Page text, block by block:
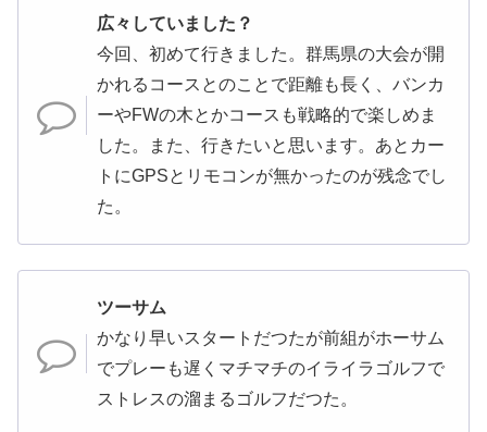
広々していました？
今回、初めて行きました。群馬県の大会が開
かれるコースとのことで距離も長く、バンカ
ーやFWの木とかコースも戦略的で楽しめま
した。また、行きたいと思います。あとカー
トにGPSとリモコンが無かったのが残念でし
た。
ツーサム
かなり早いスタートだつたが前組がホーサム
でプレーも遅くマチマチのイライラゴルフで
ストレスの溜まるゴルフだつた。